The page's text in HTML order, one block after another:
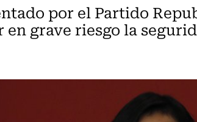
por el Partido
en grave riesgo la